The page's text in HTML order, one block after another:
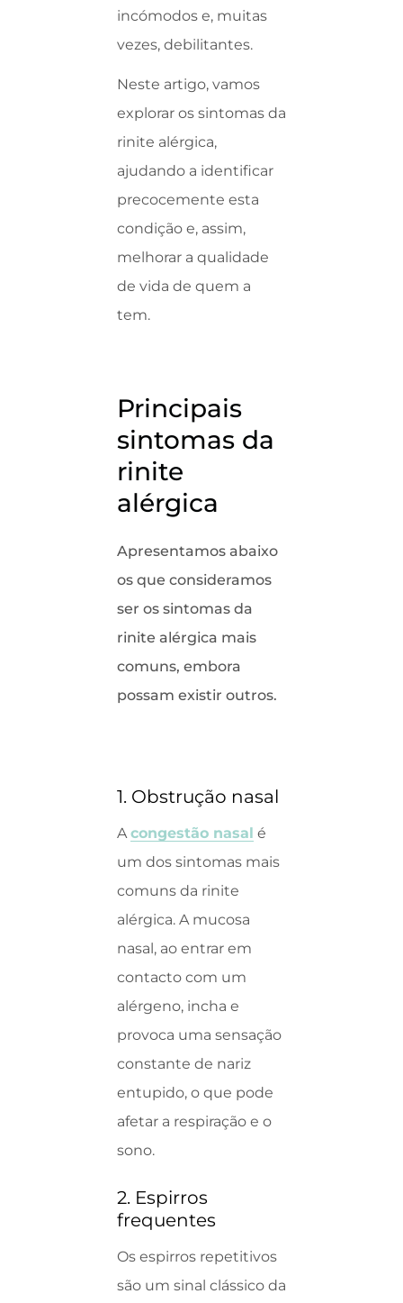
incómodos e, muitas
vezes, debilitantes.
Neste artigo, vamos
explorar os sintomas da
rinite alérgica,
ajudando a identificar
precocemente esta
condição e, assim,
melhorar a qualidade
de vida de quem a
tem.
Principais
sintomas da
rinite
alérgica
Apresentamos abaixo
os que consideramos
ser os sintomas da
rinite alérgica mais
comuns, embora
possam existir outros.
1. Obstrução nasal
Acongestão nasal é
um dos sintomas mais
comuns da rinite
alérgica. A mucosa
nasal, ao entrar em
contacto com um
alérgeno, incha e
provoca uma sensação
constante de nariz
entupido, o que pode
afetar a respiração e o
sono.
2. Espirros
frequentes
Os espirros repetitivos
são um sinal clássico da